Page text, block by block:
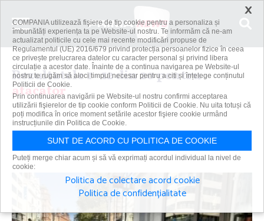
Rezultatele 1 - 12 din 20 pentru
atacator
Caută
×
COMPANIA utilizează fişiere de tip cookie pentru a personaliza și
îmbunătăți experiența ta pe Website-ul nostru. Te informăm că ne-am
actualizat politicile cu cele mai recente modificări propuse de
Regulamentul (UE) 2016/679 privind protecția persoanelor fizice în ceea
ce privește prelucrarea datelor cu caracter personal și privind libera
circulație a acestor date. Înainte de a continua navigarea pe Website-ul
nostru te rugăm să aloci timpul necesar pentru a citi și înțelege conținutul
Politicii de Cookie.
Prin continuarea navigării pe Website-ul nostru confirmi acceptarea
utilizării fişierelor de tip cookie conform Politicii de Cookie. Nu uita totuși că
poți modifica în orice moment setările acestor fişiere cookie urmând
instrucțiunile din Politica de Cookie.
SUNT DE ACORD CU POLITICA DE COOKIE
Puteți merge chiar acum și să vă exprimați acordul individual la nivel de
cookie:
Politica de colectare acord cookie
Politica de confidențialitate